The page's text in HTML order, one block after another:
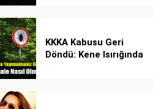
KKKA Kabusu Geri
Döndü: Kene Isırığında